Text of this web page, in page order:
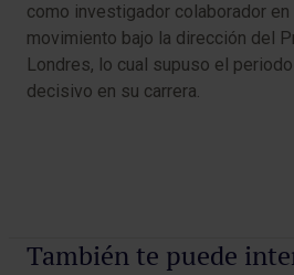
como investigador colaborador en
movimiento bajo la dirección del
Londres, lo cual supuso el
decisivo en su carrera.
También te puede